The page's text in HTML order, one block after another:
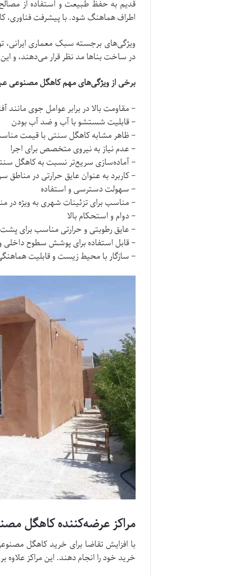
قدیم به حفظ طبیعت و استفاده از
اطراف هماهنگ شود. با پیشرفت
ویژگی‌های برجسته سبک معماری ایرانی،
در ساخت بناها مد نظر قرار می‌دهند، و
برخی از ویژگی‌های مهم کاهگل مصنوعی
– مقاومت بالا در برابر عوامل جوی مانند
– قابلیت شستشو با آب و ضد آب بودن
– ظاهر مشابه کاهگل سنتی با قیمت
– عدم نیاز به نیروی متخصص برای اجرا
– آماده‌سازی سریع‌تر نسبت به کاهگل
– کاربرد به عنوان عایق حرارتی در مناطق
– سهولت دسترسی و استفاده
– مناسب برای تزئینات شهری به ویژه در
– دوام و استحکام بالا
– عایق رطوبتی و حرارتی مناسب برای
– قابل استفاده برای پوشش سطوح داخلی
– سازگار با محیط زیست و قابلیت
مراکز عرضه‌کننده کاهگل
با افزایش تقاضا برای خرید کاهگل
خرید خود را انجام دهند. این مراکز